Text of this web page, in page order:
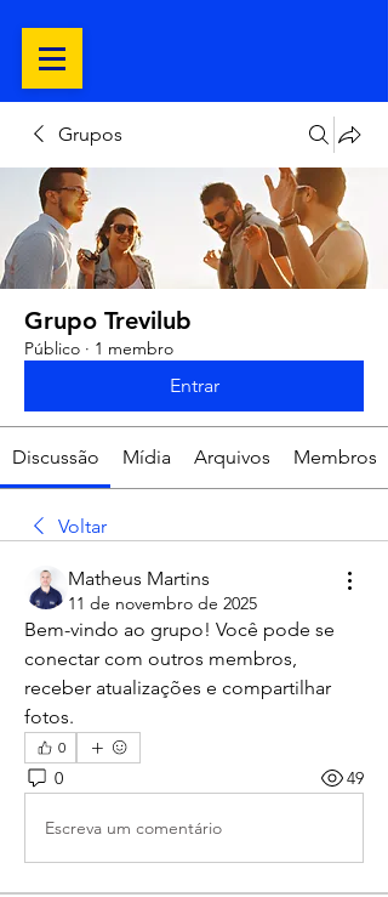
Grupos
Grupo Trevilub
Público · 1 membro
Entrar
Discussão Mídia Arquivos Membros
Voltar
Matheus Martins
11 de novembro de 2025
Bem-vindo ao grupo! Você pode se
conectar com outros membros,
receber atualizações e compartilhar
fotos.
0
0 49
Escreva um comentário